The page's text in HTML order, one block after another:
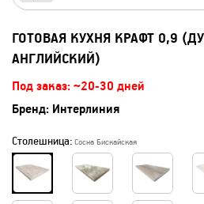
ГОТОВАЯ КУХНЯ КРАФТ 0,9
АНГЛИЙСКИЙ)
Под заказ: ~20-30 дней
Бренд: Интерлиния
Столешница: Сосна Бискайская